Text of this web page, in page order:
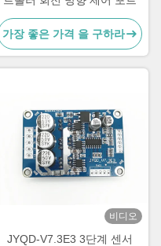
가장 좋은 가격 을 구하라
비디오
JYQD-V7.3E3 3단계 센서